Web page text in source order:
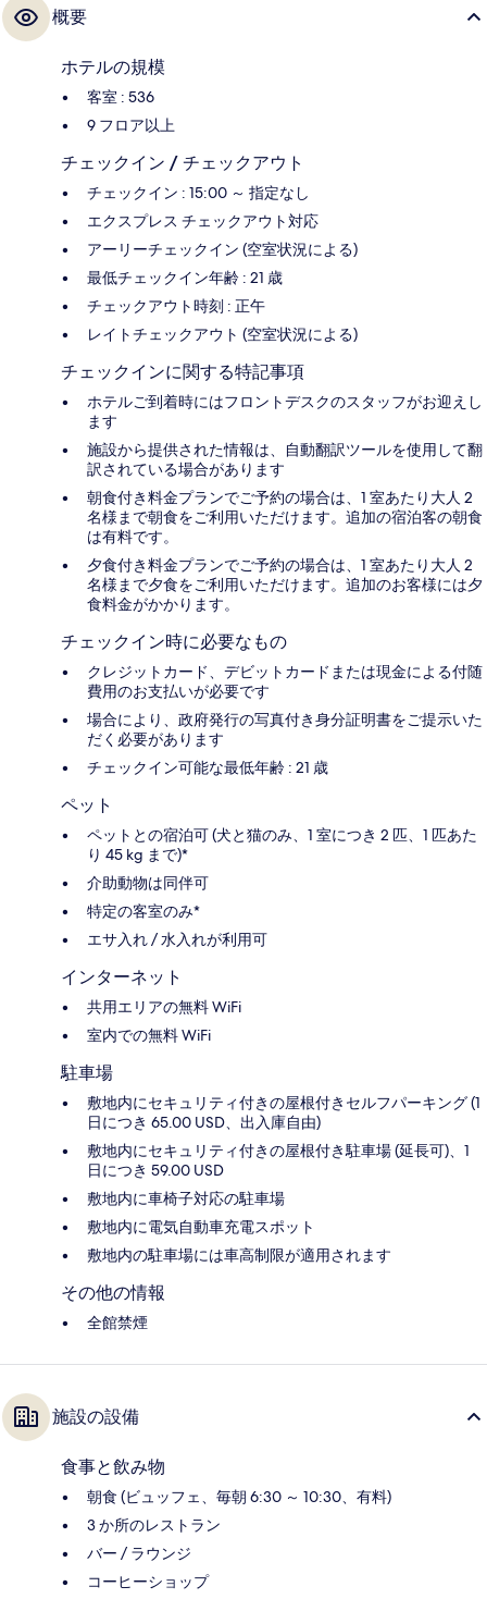
概要
ホテルの規模
客室 : 536
9 フロア以上
チェックイン / チェックアウト
チェックイン : 15:00 ～ 指定なし
エクスプレス チェックアウト対応
アーリーチェックイン (空室状況による)
最低チェックイン年齢 : 21 歳
チェックアウト時刻 : 正午
レイトチェックアウト (空室状況による)
チェックインに関する特記事項
ホテルご到着時にはフロントデスクのスタッフがお迎えし
ます
施設から提供された情報は、自動翻訳ツールを使用して翻
訳されている場合があります
朝食付き料金プランでご予約の場合は、1 室あたり大人 2
名様まで朝食をご利用いただけます。追加の宿泊客の朝食
は有料です。
夕食付き料金プランでご予約の場合は、1 室あたり大人 2
名様まで夕食をご利用いただけます。追加のお客様には夕
食料金がかかります。
チェックイン時に必要なもの
クレジットカード、デビットカードまたは現金による付随
費用のお支払いが必要です
場合により、政府発行の写真付き身分証明書をご提示いた
だく必要があります
チェックイン可能な最低年齢 : 21 歳
ペット
ペットとの宿泊可 (犬と猫のみ、1 室につき 2 匹、1 匹あた
り 45 kg まで)*
介助動物は同伴可
特定の客室のみ*
エサ入れ / 水入れが利用可
インターネット
共用エリアの無料 WiFi
室内での無料 WiFi
駐車場
敷地内にセキュリティ付きの屋根付きセルフパーキング (1
日につき 65.00 USD、出入庫自由)
敷地内にセキュリティ付きの屋根付き駐車場 (延長可)、1
日につき 59.00 USD
敷地内に車椅子対応の駐車場
敷地内に電気自動車充電スポット
敷地内の駐車場には車高制限が適用されます
その他の情報
全館禁煙
施設の設備
食事と飲み物
朝食 (ビュッフェ、毎朝 6:30 ～ 10:30、有料)
3 か所のレストラン
バー / ラウンジ
コーヒーショップ